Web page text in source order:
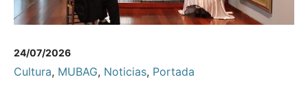
24/07/2026
Cultura, MUBAG, Noticias, Portada